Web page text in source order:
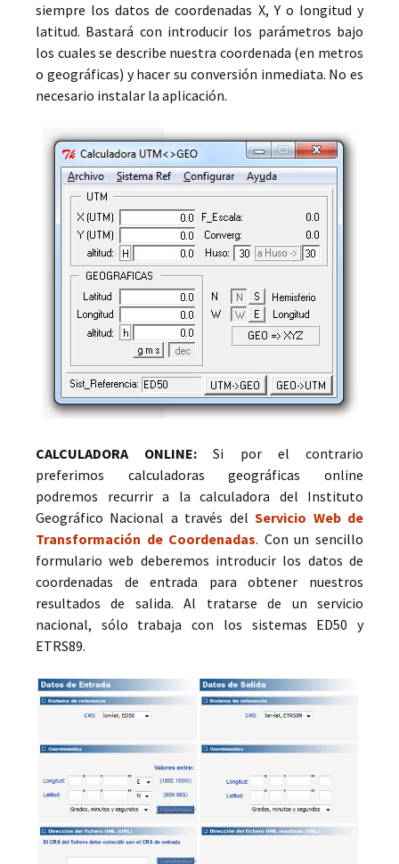
siempre los datos de coordenadas X, Y o longitud y
latitud. Bastará con introducir los parámetros bajo
los cuales se describe nuestra coordenada (en metros
o geográficas) y hacer su conversión inmediata. No es
necesario instalar la aplicación.
CALCULADORA ONLINE:Si por el contrario
preferimos calculadoras geográficas online
podremos recurrir a la calculadora del Instituto
Geográfico Nacional a través delServicio Web de
Transformación de Coordenadas. Con un sencillo
formulario web deberemos introducir los datos de
coordenadas de entrada para obtener nuestros
resultados de salida. Al tratarse de un servicio
nacional, sólo trabaja con los sistemas ED50 y
ETRS89.